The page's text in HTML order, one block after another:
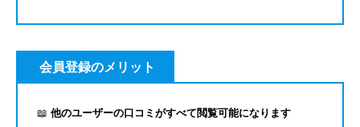
会員登録のメリット
📖 他のユーザーの口コミがすべて閲覧可能になります